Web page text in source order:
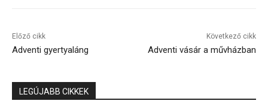
Előző cikk
Adventi gyertyaláng
Következő cikk
Adventi vásár a művházban
LEGÚJABB CIKKEK